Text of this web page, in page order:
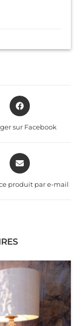
sur Facebook
produit par e-mail